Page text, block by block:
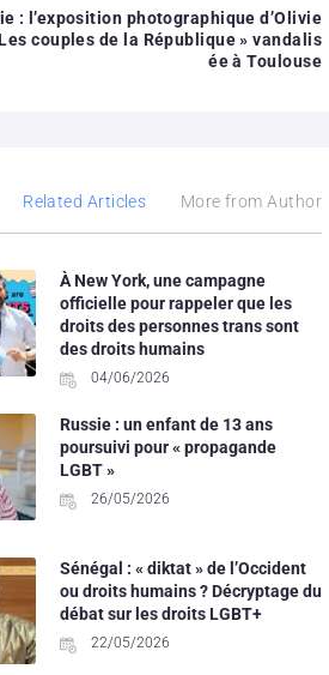
: l’exposition photographique d’Olivie
couples de la République » vandalis
ée à Toulouse
Related Articles More from Author
À New York, une campagne
officielle pour rappeler que les
droits des personnes trans sont
des droits humains
04/06/2026
Russie : un enfant de 13 ans
poursuivi pour « propagande
LGBT »
26/05/2026
Sénégal : « diktat » de l’Occident
ou droits humains ? Décryptage du
débat sur les droits LGBT+
22/05/2026